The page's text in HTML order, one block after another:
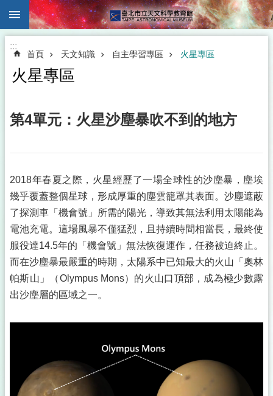
跳到主要內容區塊
:::
首頁 天文知識 自主學習專區 火星專區
火星專區
第4單元：火星沙塵暴吹不到的地方
2018年春夏之際，火星經歷了一場全球性的沙塵暴，塵埃
幾乎覆蓋整個星球，形成厚重的塵雲籠罩其表面。沙塵遮蔽
了探測車「機會號」所需的陽光，導致其無法利用太陽能為
電池充電。這場風暴不僅猛烈，且持續時間相當長，最終使
服役達14.5年的「機會號」無法恢復運作，任務被迫終止。
而在沙塵暴最嚴重的時期，太陽系中已知最大的火山「奧林
帕斯山」（Olympus Mons）的火山口頂部，成為極少數露
出沙塵層的區域之一。